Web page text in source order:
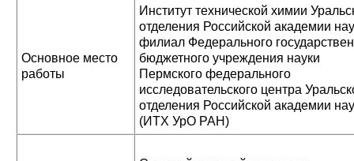
Основное место
работы
Институт технической химии
отделения Российской академии
филиал Федерального
бюджетного учреждения науки
Пермского федерального
исследовательского центра
отделения Российской академии
(ИТХ УрО РАН)